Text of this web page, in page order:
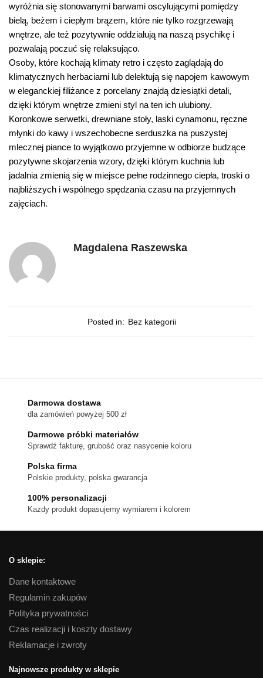
wyróżnia się stonowanymi barwami oscylującymi pomiędzy
bielą, beżem i ciepłym brązem, które nie tylko rozgrzewają
wnętrze, ale też pozytywnie oddziałują na naszą psychikę i
pozwalają poczuć się relaksująco.
Osoby, które kochają klimaty retro i często zaglądają do
klimatycznych herbaciarni lub delektują się napojem kawowym
w eleganckiej filiżance z porcelany znajdą dziesiątki detali,
dzięki którym wnętrze zmieni styl na ten ich ulubiony.
Koronkowe serwetki, drewniane stoły, laski cynamonu, ręczne
młynki do kawy i wszechobecne serduszka na puszystej
mlecznej piance to wyjątkowo przyjemne w odbiorze budzące
pozytywne skojarzenia wzory, dzięki którym kuchnia lub
jadalnia zmienią się w miejsce pełne rodzinnego ciepła, troski o
najbliższych i wspólnego spędzania czasu na przyjemnych
zajęciach.
Magdalena Raszewska
Posted in: Bez kategorii
Darmowa dostawa
dla zamówień powyżej 500 zł
Darmowe próbki materiałów
Sprawdź fakturę, grubość oraz nasycenie koloru
Polska firma
Polskie produkty, polska gwarancja
100% personalizacji
Kazdy produkt dopasujemy wymiarem i kolorem
O sklepie:
Dane kontaktowe
Regulamin zakupów
Polityka prywatności
Czas realizacji i koszty dostawy
Reklamacje i zwroty
Najnowsze produkty w sklepie